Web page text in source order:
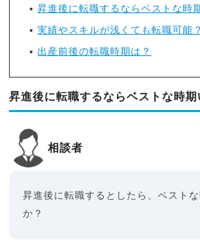
昇進後に転職するならベストな時
実績やスキルが浅くても転職可能？
出産前後の転職時期は？
昇進後に転職するならベストな時期
相談者
昇進後に転職するとしたら、ベスト
か？